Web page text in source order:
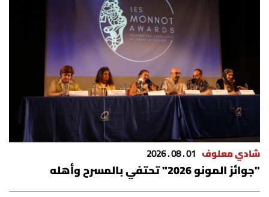
شادي معلوف 01 . 08 . 2026
"جوائز المونو 2026" تحتفي بالمسرح وأهله